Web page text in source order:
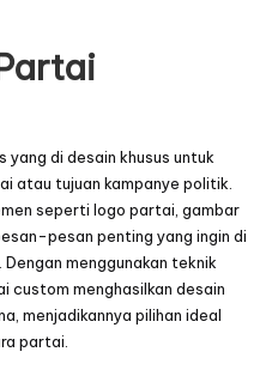
di desain khusus untuk
atau tujuan kampanye politik.
seperti logo partai, gambar
pesan penting yang ingin di
menggunakan teknik
custom menghasilkan desain
menjadikannya pilihan ideal
partai.